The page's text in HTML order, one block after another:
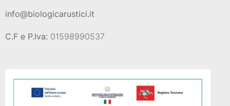
info@biologicarustici.it
C.F e P.Iva: 01598990537